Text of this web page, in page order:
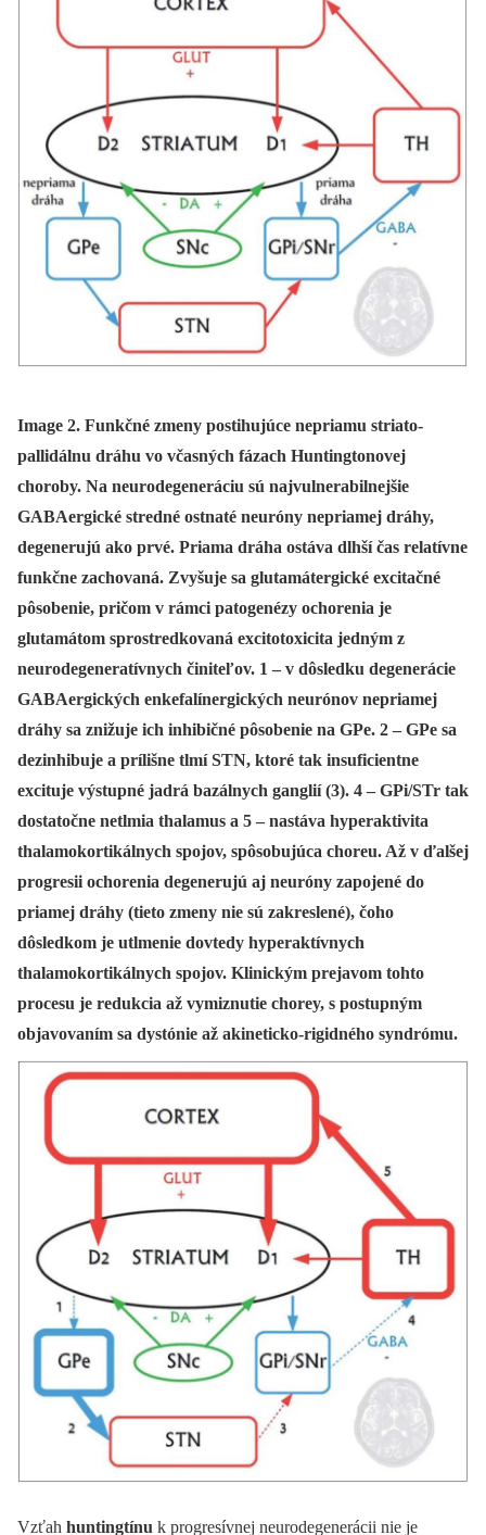
Image 2. Funkčné zmeny postihujúce nepriamu striato-
pallidálnu dráhu vo včasných fázach Huntingtonovej
choroby. Na neurodegeneráciu sú najvulnerabilnejšie
GABAergické stredné ostnaté neuróny nepriamej dráhy,
degenerujú ako prvé. Priama dráha ostáva dlhší čas relatívne
funkčne zachovaná. Zvyšuje sa glutamátergické excitačné
pôsobenie, pričom v rámci patogenézy ochorenia je
glutamátom sprostredkovaná excitotoxicita jedným z
neurodegeneratívnych činiteľov. 1 – v dôsledku degenerácie
GABAergických enkefalínergických neurónov nepriamej
dráhy sa znižuje ich inhibičné pôsobenie na GPe. 2 – GPe sa
dezinhibuje a prílišne tlmí STN, ktoré tak insuficientne
excituje výstupné jadrá bazálnych ganglií (3). 4 – GPi/STr tak
dostatočne netlmia thalamus a 5 – nastáva hyperaktivita
thalamokortikálnych spojov, spôsobujúca choreu. Až v ďalšej
progresii ochorenia degenerujú aj neuróny zapojené do
priamej dráhy (tieto zmeny nie sú zakreslené), čoho
dôsledkom je utlmenie dovtedy hyperaktívnych
thalamokortikálnych spojov. Klinickým prejavom tohto
procesu je redukcia až vymiznutie chorey, s postupným
objavovaním sa dystónie až akineticko-rigidného syndrómu.
Vzťah huntingtínu k progresívnej neurodegenerácii nie je